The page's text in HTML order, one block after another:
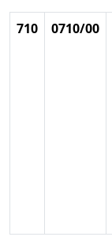
710 0710/00